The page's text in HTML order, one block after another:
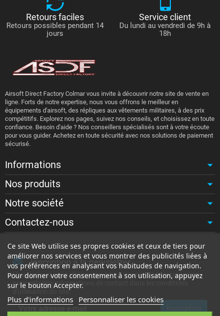
Ce site Web utilise ses propres cookies et ceux de tiers pour
améliorer nos services et vous montrer des publicités liées à
vos préférences en analysant vos habitudes de navigation.
Pour donner votre consentement à son utilisation, appuyez
sur le bouton Accepter.
Plus d'informations Personnaliser les cookies
Retours faciles
Retours possibles pendant 14
jours
Service client
Du lundi au vendredi de 9h à
18h
Airsoft Direct Factory Colmar vous invite à découvrir notre site de vente en
ligne. Forts de notre expertise, nous vous offrons le meilleur en
équipements d'airsoft, des répliques aux vêtements militaires, à des prix
compétitifs. Explorez nos pages, suivez nos conseils, et choisissez en toute
confiance. Besoin d'aide ? Nos conseillers spécialisés sont à votre écoute
pour vous guider. Achetez en toute sécurité avec nos solutions de paiement
sécurisé.
Informations
Nos produits
Notre société
Contactez-nous
Inscription à la newsletter
Vous pouvez vous désinscrire à tout moment. Vous trouverez
pour cela nos informations de contact dans les conditions
d'utilisation du site.